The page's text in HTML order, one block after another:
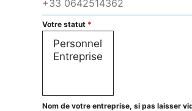
Votre statut *
Nom de votre entreprise, si pas laisser